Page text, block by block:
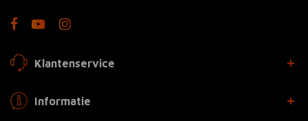
Klantenservice
Informatie